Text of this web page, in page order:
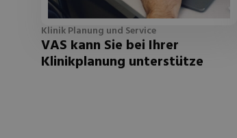
Klinik Planung und Service
VAS kann Sie bei Ihrer
Klinikplanung unterstütze